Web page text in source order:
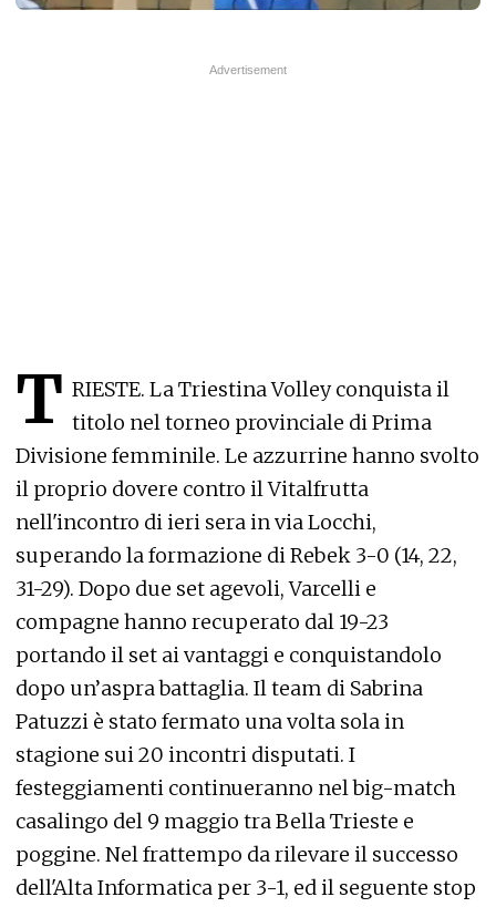
T RIESTE. La Triestina Volley conquista il
titolo nel torneo provinciale di Prima
Divisione femminile. Le azzurrine hanno svolto
il proprio dovere contro il Vitalfrutta
nell'incontro di ieri sera in via Locchi,
superando la formazione di Rebek 3-0 (14, 22,
31-29). Dopo due set agevoli, Varcelli e
compagne hanno recuperato dal 19-23
portando il set ai vantaggi e conquistandolo
dopo un’aspra battaglia. Il team di Sabrina
Patuzzi è stato fermato una volta sola in
stagione sui 20 incontri disputati. I
festeggiamenti continueranno nel big-match
casalingo del 9 maggio tra Bella Trieste e
poggine. Nel frattempo da rilevare il successo
dell'Alta Informatica per 3-1, ed il seguente stop